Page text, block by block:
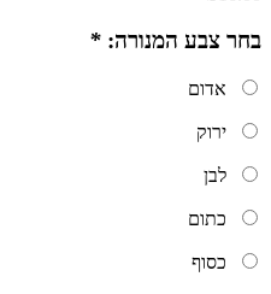
צבע המנורה:*
אדום
ירוק
לבן
כתום
כסוף